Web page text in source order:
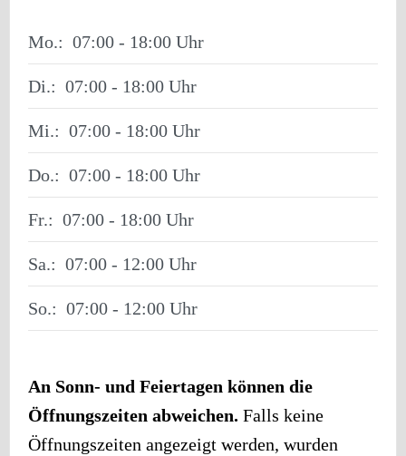
Mo.: 07:00 - 18:00
Di.: 07:00 - 18:00
Mi.: 07:00 - 18:00
Do.: 07:00 - 18:00
Fr.: 07:00 - 18:00
Sa.: 07:00 - 12:00
So.: 07:00 - 12:00
An Sonn- und Feiertagen können die
Öffnungszeiten abweichen. Falls keine
Öffnungszeiten angezeigt werden, wurden